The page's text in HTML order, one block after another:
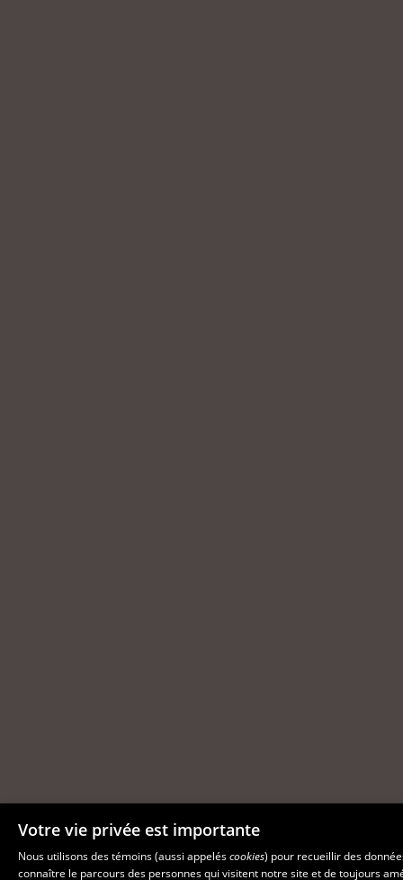
Votre vie privée est importante
Nous utilisons des témoins (aussi appeléscookies) pour recueillir des
connaître le parcours des personnes qui visitent notre site et de toujours